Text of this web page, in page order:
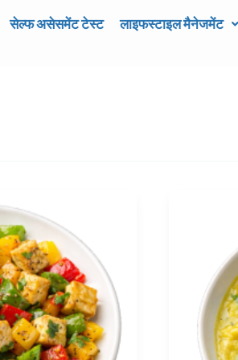
सेल्फ असेसमेंट टेस्ट लाइफस्टाइल मैनेजमेंट